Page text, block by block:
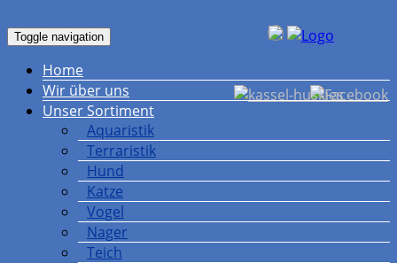
Toggle navigation
Home
Wir über uns
Unser Sortiment
Aquaristik
Terraristik
Hund
Katze
Vogel
Nager
Teich